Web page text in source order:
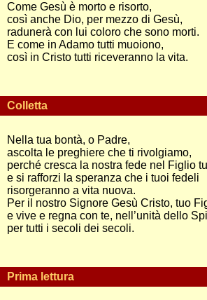
Come Gesù è morto e risorto,
così anche Dio, per mezzo di Gesù,
radunerà con lui coloro che sono morti.
E come in Adamo tutti muoiono,
così in Cristo tutti riceveranno la vita.
Colletta
Nella tua bontà, o Padre,
ascolta le preghiere che ti rivolgiamo,
perché cresca la nostra fede nel Figlio
e si rafforzi la speranza che i tuoi fedeli
risorgeranno a vita nuova.
Per il nostro Signore Gesù Cristo, tuo
e vive e regna con te, nell’unità dello
per tutti i secoli dei secoli.
Prima lettura